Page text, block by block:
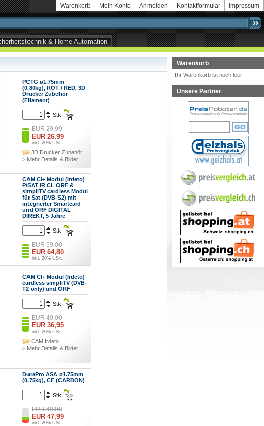
Warenkorb Mein Konto Anmelden Kontaktformular Impressum
& Home Automation
PCTG ø1.75mm
(0.80kg), ROT / RED, 3D
Drucker Zubehör
(Filament)
Stk
EUR 29,99
EUR 26,99
inkl. 20% USt.
3D Drucker Zubehör
> Mehr Details & Bilder
CAM CI+ Modul (Irdeto)
P/SAT IR CL ORF &
simpliTV cardless Modul
für Sat (DVB-S2) mit
integrierter Smartcard
und ORF DIGITAL
DIREKT, 5 Jahre
Stk
EUR 69,00
EUR 64,80
inkl. 20% USt.
> Mehr Details & Bilder
CAM CI+ Modul (Irdeto)
cardless simpliTV (DVB-
T2 only) und ORF
Stk
EUR 49,00
EUR 36,95
inkl. 20% USt.
CAM Irdeto
> Mehr Details & Bilder
DuraPro ASA ø1.75mm
(0.75kg), CF (CARBON)
Stk
EUR 49,90
EUR 47,99
inkl. 20% USt.
Warenkorb
Ihr Warenkorb ist noch leer!
Unsere Partner